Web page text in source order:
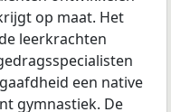
op maat. Het
leerkrachten
een native
gymnastiek. De